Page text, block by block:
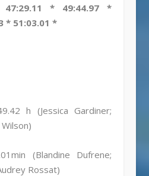
47:29.11 * 49:44.97 *
* 51:03.01 *
h (Jessica Gardiner;
(Blandine Dufrene;
Rossat)